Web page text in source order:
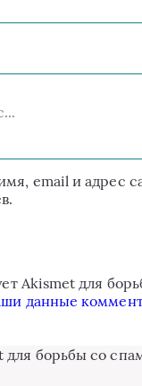
email и адрес
Akismet для
данные
для борьбы со